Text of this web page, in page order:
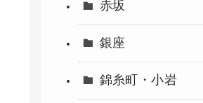
赤坂
銀座
錦糸町・小岩